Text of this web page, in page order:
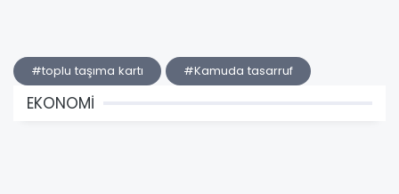
#toplu taşıma kartı #Kamuda tasarruf
EKONOMİ